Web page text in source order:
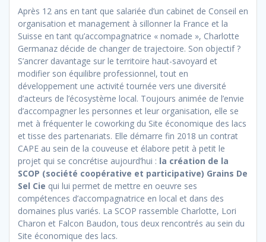
Après 12 ans en tant que salariée d’un cabinet de Conseil en
organisation et management à sillonner la France et la
Suisse en tant qu’accompagnatrice « nomade », Charlotte
Germanaz décide de changer de trajectoire. Son objectif ?
S’ancrer davantage sur le territoire haut-savoyard et
modifier son équilibre professionnel, tout en
développement une activité tournée vers une diversité
d’acteurs de l’écosystème local. Toujours animée de l’envie
d’accompagner les personnes et leur organisation, elle se
met à fréquenter le coworking du Site économique des lacs
et tisse des partenariats. Elle démarre fin 2018 un contrat
CAPE au sein de la couveuse et élabore petit à petit le
projet qui se concrétise aujourd’hui : la création de la
SCOP (société coopérative et participative) Grains De
Sel Cie qui lui permet de mettre en oeuvre ses
compétences d’accompagnatrice en local et dans des
domaines plus variés. La SCOP rassemble Charlotte, Lori
Charon et Falcon Baudon, tous deux rencontrés au sein du
Site économique des lacs.